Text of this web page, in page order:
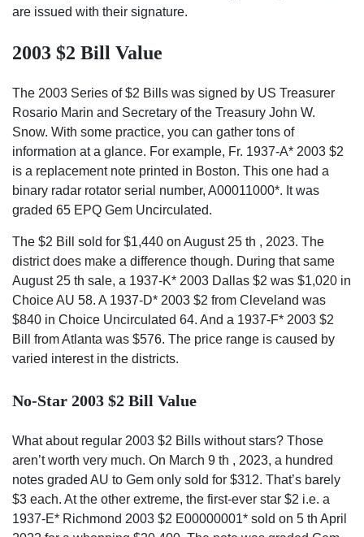
are issued with their signature.
2003 $2 Bill Value
The 2003 Series of $2 Bills was signed by US Treasurer
Rosario Marin and Secretary of the Treasury John W.
Snow. With some practice, you can gather tons of
information at a glance. For example, Fr. 1937-A* 2003 $2
is a replacement note printed in Boston. This one had a
binary radar rotator serial number, A00011000*. It was
graded 65 EPQ Gem Uncirculated.
The $2 Bill sold for $1,440 on August 25 th , 2023. The
district does make a difference though. During that same
August 25 th sale, a 1937-K* 2003 Dallas $2 was $1,020 in
Choice AU 58. A 1937-D* 2003 $2 from Cleveland was
$840 in Choice Uncirculated 64. And a 1937-F* 2003 $2
Bill from Atlanta was $576. The price range is caused by
varied interest in the districts.
No-Star 2003 $2 Bill Value
What about regular 2003 $2 Bills without stars? Those
aren’t worth very much. On March 9 th , 2023, a hundred
notes graded AU to Gem only sold for $312. That’s barely
$3 each. At the other extreme, the first-ever star $2 i.e. a
1937-E* Richmond 2003 $2 E00000001* sold on 5 th April